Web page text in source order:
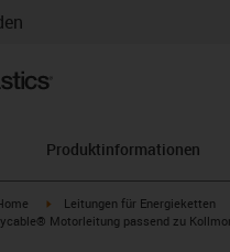
Produktinformationen
icon-arrow-rightigus-icon-arrow-right
Leitungen für Energieketten
Motorleitung passend zu